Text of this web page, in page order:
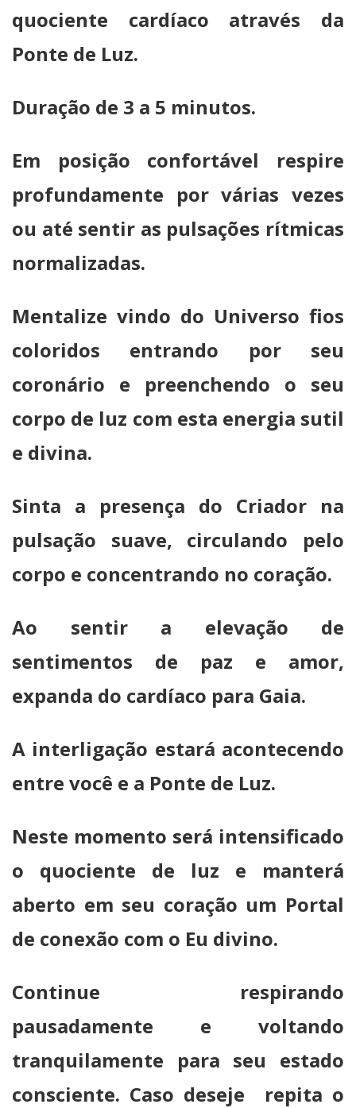
quociente cardíaco através da
Ponte de Luz.
Duração de 3 a 5 minutos.
Em posição confortável respire
profundamente por várias vezes
ou até sentir as pulsações rítmicas
normalizadas.
Mentalize vindo do Universo fios
coloridos entrando por seu
coronário e preenchendo o seu
corpo de luz com esta energia sutil
e divina.
Sinta a presença do Criador na
pulsação suave, circulando pelo
corpo e concentrando no coração.
Ao sentir a elevação de
sentimentos de paz e amor,
expanda do cardíaco para Gaia.
A interligação estará acontecendo
entre você e a Ponte de Luz.
Neste momento será intensificado
o quociente de luz e manterá
aberto em seu coração um Portal
de conexão com o Eu divino.
Continue respirando
pausadamente e voltando
tranquilamente para seu estado
consciente. Caso deseje repita o